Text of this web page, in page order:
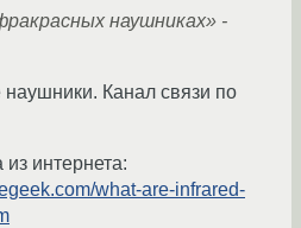
наушниках» -
Канал связи по
интернета:
what-are-infrared-